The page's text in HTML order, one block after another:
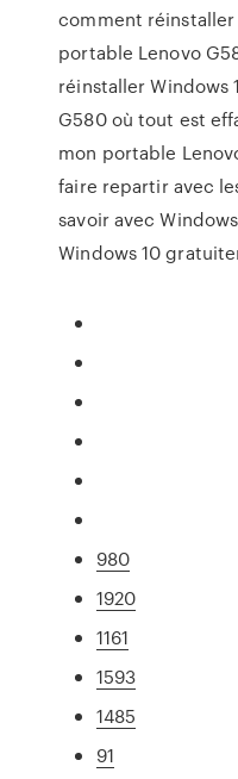
comment réinstaller
portable Lenovo
réinstaller Windows
G580 où tout est
mon portable
faire repartir avec
savoir avec
Windows 10
980
1920
1161
1593
1485
91